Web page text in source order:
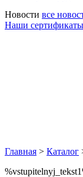
Новости все
Наши сертификаты
Главная > Каталог